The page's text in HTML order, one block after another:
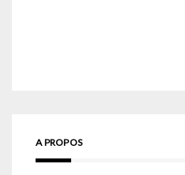
A PROPOS